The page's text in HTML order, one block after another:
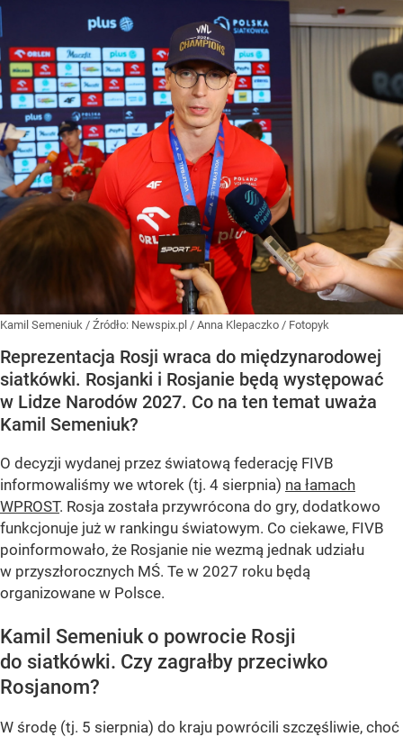
Kamil Semeniuk / Źródło: Newspix.pl / Anna Klepaczko / Fotopyk
Reprezentacja Rosji wraca do międzynarodowej
siatkówki. Rosjanki i Rosjanie będą występować
w Lidze Narodów 2027. Co na ten temat uważa
Kamil Semeniuk?
O decyzji wydanej przez światową federację FIVB
informowaliśmy we wtorek (tj. 4 sierpnia) na łamach
WPROST. Rosja została przywrócona do gry, dodatkowo
funkcjonuje już w rankingu światowym. Co ciekawe, FIVB
poinformowało, że Rosjanie nie wezmą jednak udziału
w przyszłorocznych MŚ. Te w 2027 roku będą
organizowane w Polsce.
Kamil Semeniuk o powrocie Rosji
do siatkówki. Czy zagrałby przeciwko
Rosjanom?
W środę (tj. 5 sierpnia) do kraju powrócili szczęśliwie, choć